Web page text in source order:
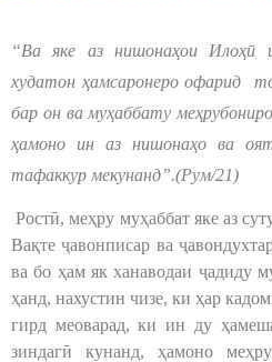
“Ва яке аз нишонаҳои Илоҳӣ
худатон ҳамсаронеро офарид
бар он ва муҳаббату
ҳамоно ин аз нишонаҳо ва
тафаккур мекунанд”.(Рум/21)
Ростӣ, меҳру муҳаббат яке аз
Вақте ҷавонписар ва
ва бо ҳам як ханаводаи ҷадиду
ҳанд, нахустин чизе, ки ҳар
гирд меоварад, ки ин ду
зиндагӣ кунанд, ҳамоно